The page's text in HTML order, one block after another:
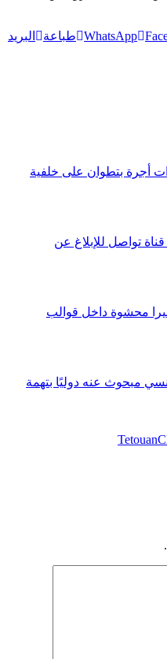
WhatsApp طباعة
البريد
أجرة بتطوان على خلفية
تواصل للإبلاغ عن
من الشيرا محشوة داخل قوالب
مبحوث عنه دوليًا بتهمة